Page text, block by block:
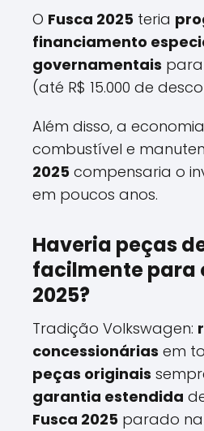
O Fusca 2025 teria
financiamento
governamentais
(até R$ 15.000 de
Além disso, a
combustível e
2025 compensaria o
em poucos anos.
Haveria peças
facilmente para
2025?
Tradição Volkswagen:
concessionárias em
peças originais
garantia estendida
Fusca 2025 parado